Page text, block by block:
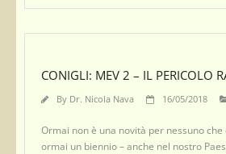
CONIGLI: MEV 2 – IL PERICOLO
By Dr. Nicola Nava 16/05/2018
Ormai non è una novità per nessuno
ormai un biennio – anche nel nostro